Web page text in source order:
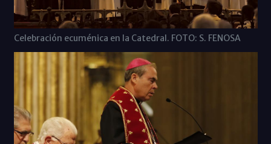
Celebración ecuménica en la Catedral. FOTO: S. FENOSA